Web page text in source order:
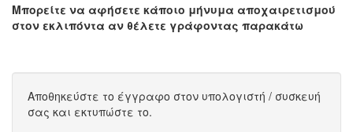
Μπορείτε να αφήσετε κάποιο μήνυμα αποχαιρετισμού
στον εκλιπόντα αν θέλετε γράφοντας παρακάτω
Αποθηκεύστε το έγγραφο στον υπολογιστή / συσκευή
σας και εκτυπώστε το.